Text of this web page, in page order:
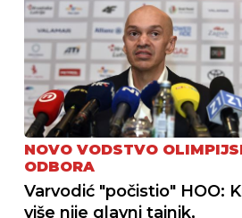
NOVO VODSTVO
ODBORA
Varvodić "počistio" HOO:
više nije glavni tajnik,